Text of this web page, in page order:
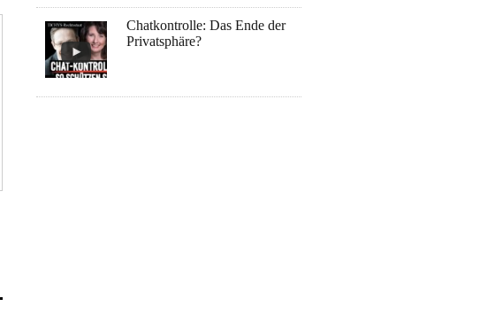
Chatkontrolle: Das Ende der
Privatsphäre?